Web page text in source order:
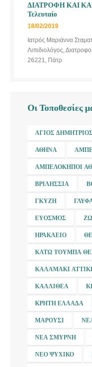
ΔΙΑΤΡΟΦΗ ΚΑΙ
Τελευταίο
18/02/2019
Ιατρός Μαριάννα
Λιπιδιολόγος,
26221, Πάτρ
Οι Τοποθεσίες
ΆΓΙΟΣ
ΑΘΉΝΑ
ΑΜΠΕΛΌΚΗΠΟΙ
ΒΡΙΛΉΣΣΙΑ
ΓΚΎΖΗ
ΕΎΟΣΜΟΣ
ΗΡΆΚΛΕΙΟ
ΚΆΤΩ ΤΟΎΜΠΑ
ΚΑΛΑΜΆΚΙ
ΚΑΛΛΙΘΈΑ
ΚΡΉΤΗ ΕΛΛΆΔΑ
ΜΑΡΟΎΣΙ
ΝΈΑ ΣΜΎΡΝΗ
ΝΈΟ ΨΥΧΙΚΌ